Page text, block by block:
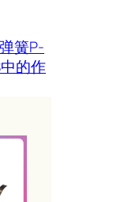
簧P-
的作